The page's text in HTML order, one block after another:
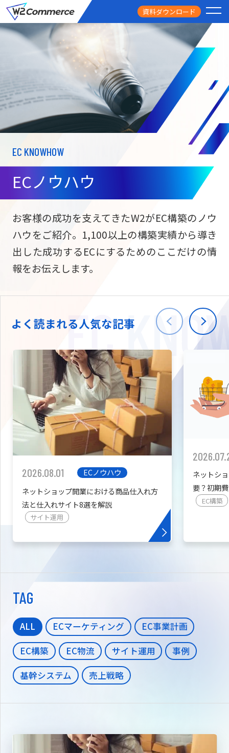
資料ダウンロード
サービス
ECサイト構築
サブスク/定期通販
ECサイト構築
海外進出・現地
W2
拡張プラグイン一覧
カスタマイズ開発
PRICE
料金
FEATURE
導入事例
USEFUL
お役立ち情報
NEWS
ニュース
会社情報
TW
EC KNOWHOW
ECノウハウ
お客様の成功を支えてきたW2がEC構築のノウ
ハウをご紹介。1,100以上の構築実績から導き
出した成功するECにするためのここだけの情
報をお伝えします。
よく読まれる人気な記事
2026.08.01
ECノウハウ
ネットショップ開業における商品仕入れ方
法と仕入れサイト8選を解説
サイト運用
ネットシ
要？初期
を紹介
EC構築
TAG
ALL ECマーケティング
EC事業計画
EC構築
EC物流 サイト運用
事例
基幹システム
売上戦略